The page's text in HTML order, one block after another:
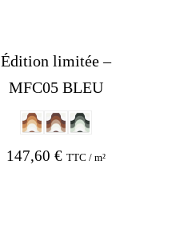
Édition limitée –
MFC05 BLEU
147,60 € TTC / m²